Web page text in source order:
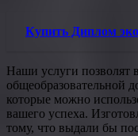
Купить Диплом
Наши услуги позволят
общеобразовательной
которые можно
вашего успеха.
тому, что выдали бы